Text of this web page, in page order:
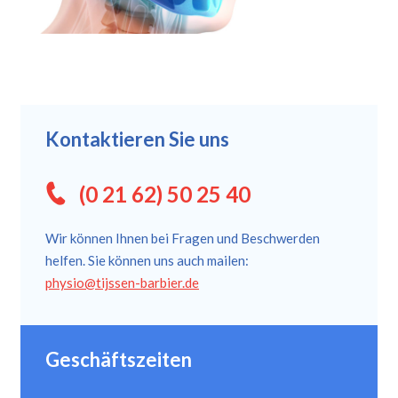
Kontaktieren Sie uns
(0 21 62) 50 25 40
Wir können Ihnen bei Fragen und Beschwerden
helfen. Sie können uns auch mailen:
physio@tijssen-barbier.de
Geschäftszeiten